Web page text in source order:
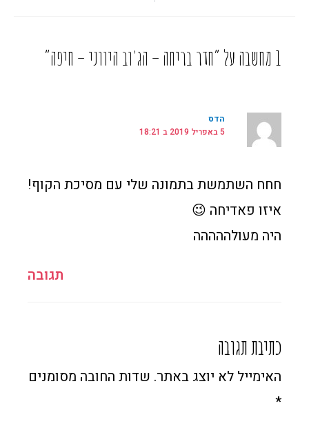
1 מחשבה על “חדר בריחה – הג'וב היווני – חיפה”
הדס
5 באפריל 2019 ב 18:21
חחח השתמשת בתמונה שלי עם מסיכת הקוף!
איזו פאדיחה 😉
היה מעולההההה
תגובה
כתיבת תגובה
האימייל לא יוצג באתר. שדות החובה מסומנים
*